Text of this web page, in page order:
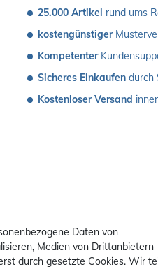
25.000 Artikel rund ums
kostengünstiger
Kompetenter
Sicheres Einkaufen durch
Kostenloser Versand
Daten von
Medien von Drittanbietern
durch gesetzte Cookies. Wir